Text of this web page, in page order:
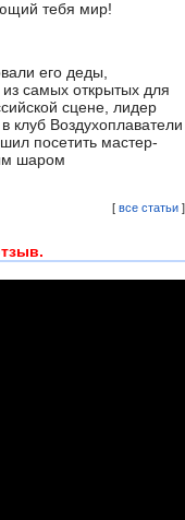
тебя мир!
его деды,
самых открытых для
сцене, лидер
клуб Воздухоплаватели
посетить мастер-
шаром
[ все статьи ]